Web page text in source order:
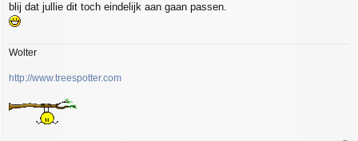
blij dat jullie dit toch eindelijk aan gaan passen.
Wolter
http://www.treespotter.com